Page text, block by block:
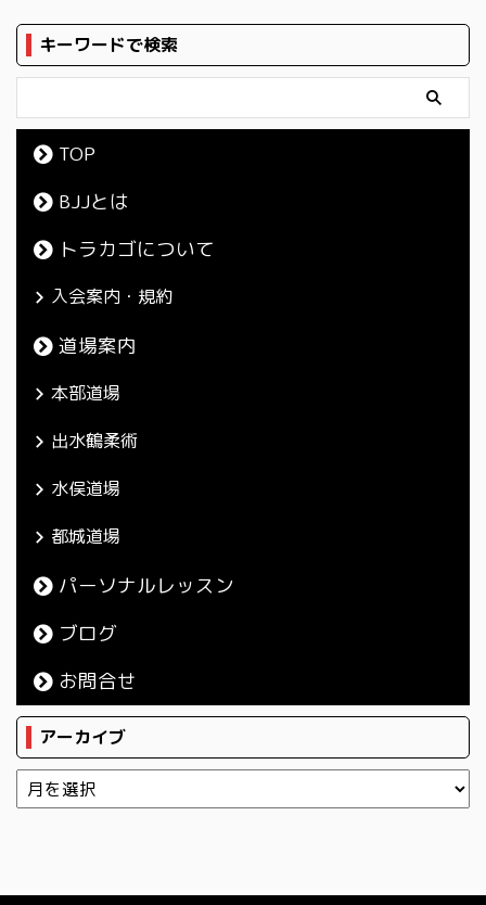
キーワードで検索
TOP
BJJとは
トラカゴについて
入会案内・規約
道場案内
本部道場
出水鶴柔術
水俣道場
都城道場
パーソナルレッスン
ブログ
お問合せ
アーカイブ